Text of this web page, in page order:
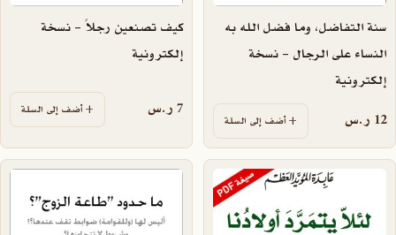
سنة التفاضل، وما فضل الله به
النساء على الرجال – نسخة
إلكترونية
12 ر.س أضف إلى السلة
كيف تصنعين رجلاً – نسخة
إلكترونية
7 ر.س أضف إلى السلة